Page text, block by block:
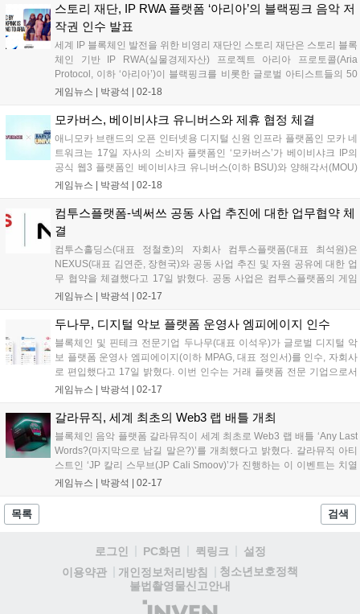
스토리 재단, IP RWA 플랫폼 ‘아리아’의 블랙핑크 음악 저
작권 인수 발표
세계 IP 블록체인 발전을 위한 비영리 재단인 스토리 재단은 스토리 블록
체인 기반 IP RWA(실물경제자산) 프로젝트 아리아 프로토콜(Aria
Protocol, 이하 ‘아리아’)이 블랙핑크를 비롯한 글로벌 아티스트들의 50
곡 이상의 부분 음악 저작권을 인수했다고 밝혔다. 이번 인수는 K팝을 포
게임뉴스 | 박광석 | 02-18
모카버스, 베이비샤크 유니버스와 제휴 협정 체결
애니모카 브랜드의 오픈 인터넷용 디지털 신원 인프라 플랫폼인 모카 네
트워크는 17일 자사의 소비자 플랫폼인 ‘모카버스’가 베이비샤크 IP의
공식 웹3 플랫폼인 베이비샤크 유니버스(이하 BSU)와 양해각서(MOU)
를 체결했다고 발표했다. 이번 협력은 Mocaverse와 BSU의 범위를 넓혀
게임뉴스 | 박광석 | 02-18
컴투스플랫폼-넥써쓰 공동 사업 추진에 대한 업무협약 체
결
컴투스홀딩스(대표 정철호)의 자회사 컴투스플랫폼(대표 최석원)은
NEXUS(대표 김연준, 장현국)와 공동 사업 추진 및 자원 공유에 대한 업
무 협약을 체결했다고 17일 밝혔다. 공동 사업은 컴투스플랫폼의 게임
백엔드 서비스 ‘하이브(HIVE)’ 및 컴투스플랫폼이 참여하는 메인넷
으...
게임뉴스 | 박광석 | 02-17
두나무, 디지털 악보 플랫폼 운영사 엠피에이지 인수
블록체인 및 핀테크 전문기업 두나무(대표 이석우)가 글로벌 디지털 악
보 플랫폼 운영사 엠피에이지(이하 MPAG, 대표 정인서)를 인수, 자회사
로 편입했다고 17일 밝혔다. 이번 인수는 거래 플랫폼 전문 기업으로서
콘텐츠 영역으로의 경계를 확장하고, 디지털 악보 및 교육 시장에서의
글로벌...
게임뉴스 | 박광석 | 02-17
갈라뮤직, 세계 최초의 Web3 랩 배틀 개최
블록체인 음악 플랫폼 갈라뮤직이 세계 최초로 Web3 랩 배틀 ‘Any Last
Words?(마지막으로 남길 말은?)’를 개최했다고 밝혔다. 갈라뮤직 아티
스트인 ‘JP 칼리 스무브(JP Cali Smoov)’가 진행하는 이 이벤트는 치열
한 랩 배틀에 Web3 기술을 더했다. 또한 갈라뮤직 토큰과 컬렉터블
게임뉴스 | 박광석 | 02-17
목록 검색
로그인 PC화면 퀵링크
설정
이용약관
개인정보처리방침
청소년보호정책
불법촬영물신고안내
(주)